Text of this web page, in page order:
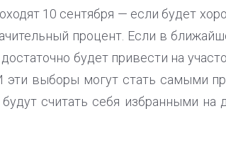
10 сентября — если будет
процент. Если в
будет привести на
эти выборы могут стать самыми
считать себя избранными на